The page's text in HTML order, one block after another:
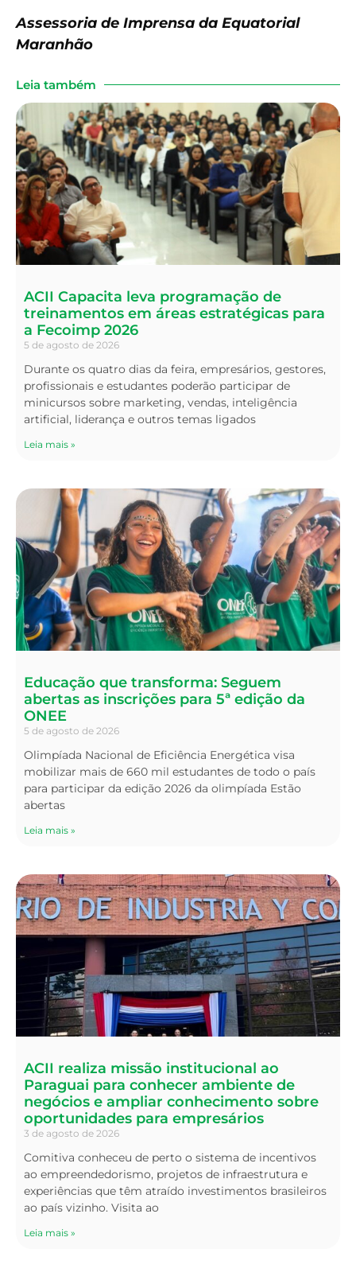
Assessoria de Imprensa da Equatorial
Maranhão
Leia também
ACII Capacita leva programação de
treinamentos em áreas estratégicas para
a Fecoimp 2026
5 de agosto de 2026
Durante os quatro dias da feira, empresários, gestores,
profissionais e estudantes poderão participar de
minicursos sobre marketing, vendas, inteligência
artificial, liderança e outros temas ligados
Leia mais »
Educação que transforma: Seguem
abertas as inscrições para 5ª edição da
ONEE
5 de agosto de 2026
Olimpíada Nacional de Eficiência Energética visa
mobilizar mais de 660 mil estudantes de todo o país
para participar da edição 2026 da olimpíada Estão
abertas
Leia mais »
ACII realiza missão institucional ao
Paraguai para conhecer ambiente de
negócios e ampliar conhecimento sobre
oportunidades para empresários
3 de agosto de 2026
Comitiva conheceu de perto o sistema de incentivos
ao empreendedorismo, projetos de infraestrutura e
experiências que têm atraído investimentos brasileiros
ao país vizinho. Visita ao
Leia mais »